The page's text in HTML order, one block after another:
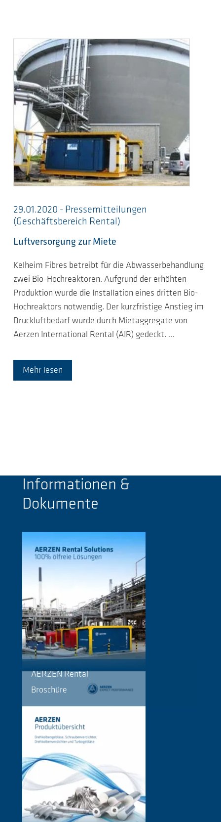
29.01.2020 - Pressemitteilungen
(Geschäftsbereich Rental)
Luftversorgung zur Miete
Kelheim Fibres betreibt für die Abwasserbehandlung
zwei Bio-Hochreaktoren. Aufgrund der erhöhten
Produktion wurde die Installation eines dritten Bio-
Hochreaktors notwendig. Der kurzfristige Anstieg im
Druckluftbedarf wurde durch Mietaggregate von
Aerzen International Rental (AIR) gedeckt. …
Mehr lesen
Informationen &
Dokumente
AERZEN Rental
Broschüre